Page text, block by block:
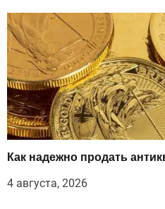
Как надежно продать
4 августа, 2026